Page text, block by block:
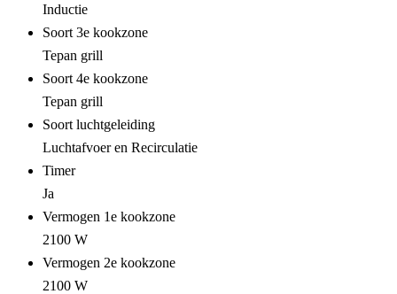
Inductie
Soort 3e kookzone
Tepan grill
Soort 4e kookzone
Tepan grill
Soort luchtgeleiding
Luchtafvoer en Recirculatie
Timer
Ja
Vermogen 1e kookzone
2100 W
Vermogen 2e kookzone
2100 W